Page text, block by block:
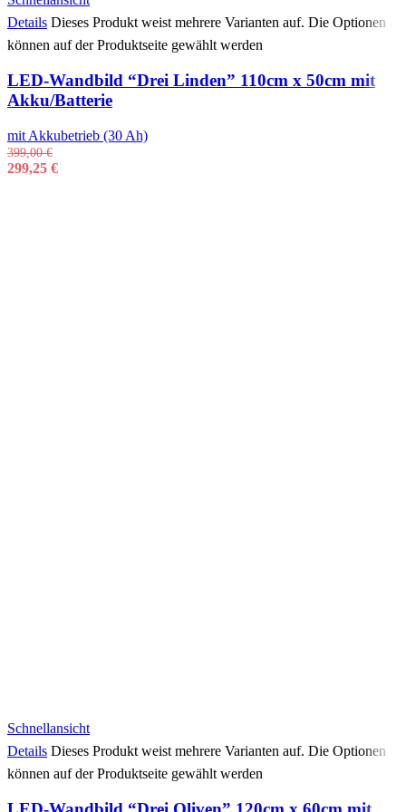
Details Dieses Produkt weist mehrere Varianten auf. Die Optionen
können auf der Produktseite gewählt werden
LED-Wandbild “Drei Linden” 110cm x 50cm mit
Akku/Batterie
mit Akkubetrieb (30 Ah)
399,00€
299,25 €
Schnellansicht
Details Dieses Produkt weist mehrere Varianten auf. Die Optionen
können auf der Produktseite gewählt werden